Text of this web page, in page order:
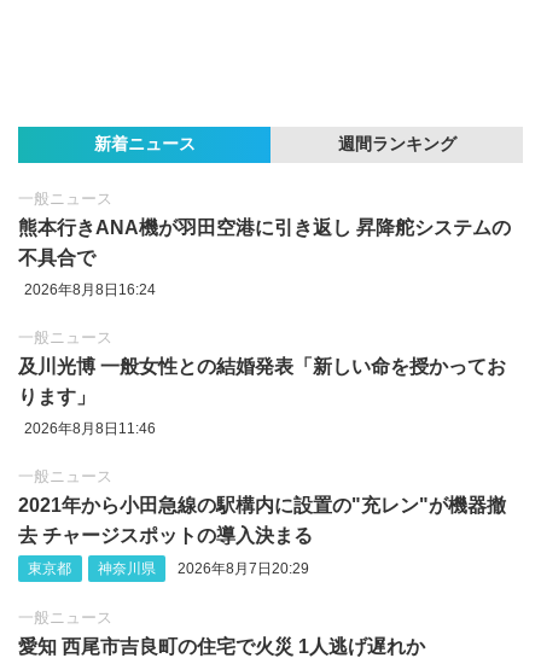
新着ニュース 週間ランキング
一般ニュース
熊本行きANA機が羽田空港に引き返し 昇降舵システムの
不具合で
2026年8月8日16:24
一般ニュース
及川光博 一般女性との結婚発表「新しい命を授かってお
ります」
2026年8月8日11:46
一般ニュース
2021年から小田急線の駅構内に設置の"充レン"が機器撤
去 チャージスポットの導入決まる
東京都 神奈川県 2026年8月7日20:29
一般ニュース
愛知 西尾市吉良町の住宅で火災 1人逃げ遅れか